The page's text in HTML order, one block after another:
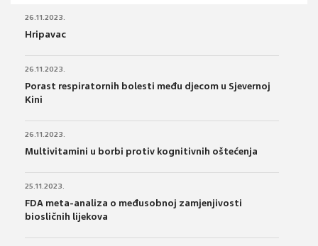
26.11.2023.
Hripavac
26.11.2023.
Porast respiratornih bolesti među djecom u Sjevernoj
Kini
26.11.2023.
Multivitamini u borbi protiv kognitivnih oštećenja
25.11.2023.
FDA meta-analiza o međusobnoj zamjenjivosti
biosličnih lijekova